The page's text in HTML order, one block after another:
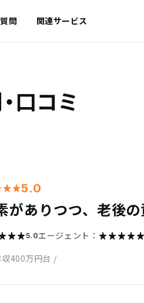
問 関連サービス
口コミ
5.0
がありつつ、老後
5.0エージェント：
収400万円台 /